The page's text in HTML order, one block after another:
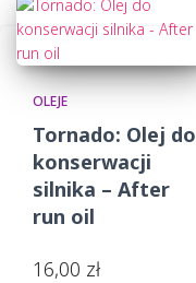
OLEJE
Tornado: Olej do
konserwacji
silnika – After
run oil
16,00 zł